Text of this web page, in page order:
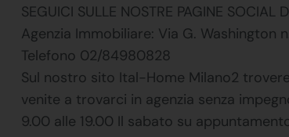
SEGUICI SULLE NOSTRE PAGINE
Agenzia Immobiliare: Via G. Washington
Telefono 02/84980828
Sul nostro sito Ital-Home Milano2
venite a trovarci in agenzia senza
9.00 alle 19.00 Il sabato su